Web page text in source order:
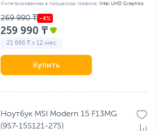
Интегрированная в процессор графика: Intel UHD Graphics
269 990 ₸
259 990 ₸
21 666 ₸ x 12 мес
Купить
Ноутбук MSI Modern 15 F13MG
(9S7-15S121-275)